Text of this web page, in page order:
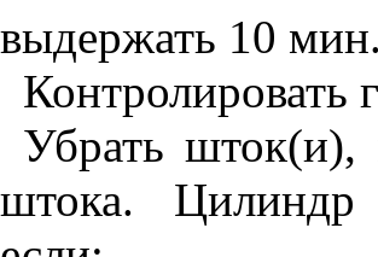
выдержать 10 мин.
Контролировать
Убрать шток(и),
штока. Цилиндр